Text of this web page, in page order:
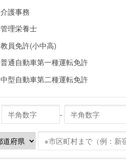
介護事務
管理栄養士
教員免許(小中高)
普通自動車第一種運転免許
中型自動車第二種運転免許
-